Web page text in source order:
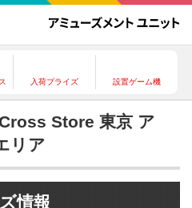
入荷プライズ 設置ゲーム機
Store 東京 ア
リア
情報